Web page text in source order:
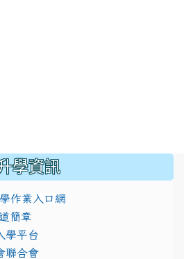
學資訊
作業入口網
modules/
簡章
學平台
聯合會